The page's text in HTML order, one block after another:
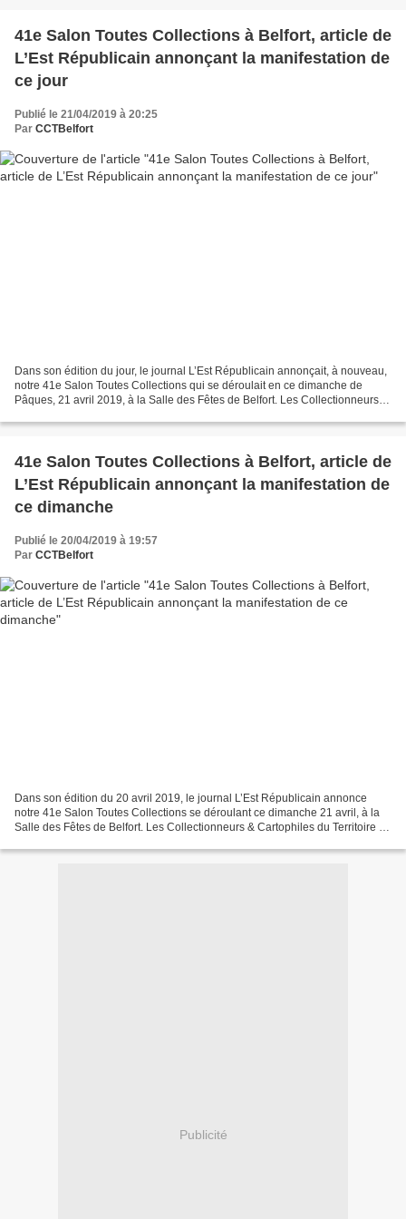
41e Salon Toutes Collections à Belfort, article de
L’Est Républicain annonçant la manifestation de
ce jour
Publié le 21/04/2019 à 20:25
Par CCTBelfort
Dans son édition du jour, le journal L’Est Républicain annonçait, à nouveau,
notre 41e Salon Toutes Collections qui se déroulait en ce dimanche de
Pâques, 21 avril 2019, à la Salle des Fêtes de Belfort. Les Collectionneurs &
41e Salon Toutes Collections à Belfort, article de
L’Est Républicain annonçant la manifestation de
ce dimanche
Publié le 20/04/2019 à 19:57
Par CCTBelfort
Dans son édition du 20 avril 2019, le journal L’Est Républicain annonce
notre 41e Salon Toutes Collections se déroulant ce dimanche 21 avril, à la
Salle des Fêtes de Belfort. Les Collectionneurs & Cartophiles du Territoire de
Publicité